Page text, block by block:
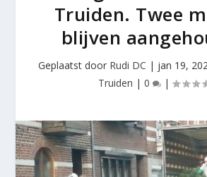
Truiden. Twee
blijven
Geplaatst door Rudi DC | jan 19,
Truiden | 0 |